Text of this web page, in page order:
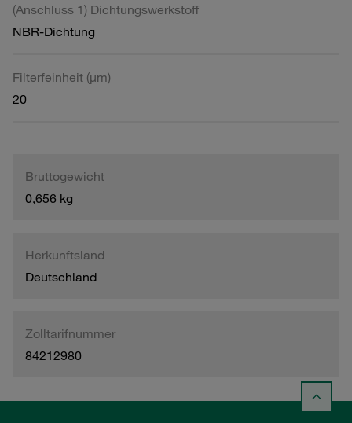
(Anschluss 1) Dichtungswerkstoff
NBR-Dichtung
Filterfeinheit (µm)
20
Bruttogewicht
0,656 kg
Herkunftsland
Deutschland
Zolltarifnummer
84212980